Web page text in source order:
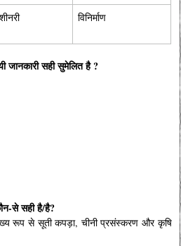
विनिर्माण
जानकारी सही सुमेलित है ?
से सही है/है?
रूप से सूती कपड़ा, चीनी प्रसंस्करण और कृषि